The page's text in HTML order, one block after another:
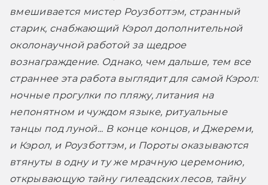
вмешивается мистер Роузботтэм, странный
старик, снабжающий Кэрол дополнительной
околонаучной работой за щедрое
вознаграждение. Однако, чем дальше, тем все
страннее эта работа выглядит для самой Кэрол:
ночные прогулки по пляжу, литания на
непонятном и чуждом языке, ритуальные
танцы под луной... В конце концов, и Джереми,
и Кэрол, и Роузботтэм, и Пороты оказываются
втянуты в одну и ту же мрачную церемонию,
открывающую тайну гилеадских лесов, тайну